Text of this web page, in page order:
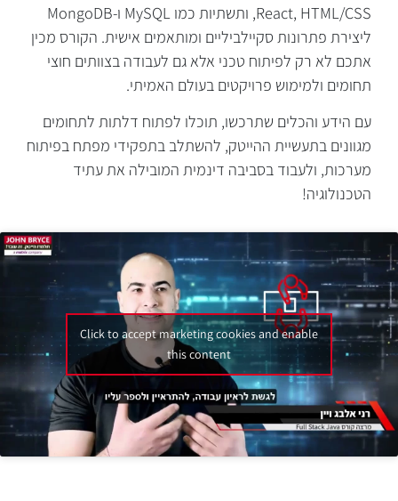
React, HTML/CSS, ותשתיות כמו MySQL ו-MongoDB
ליצירת פתרונות סקיילביליים ומותאמים אישית. הקורס מכין
אתכם לא רק לפיתוח טכני אלא גם לעבודה בצוותים חוצי
תחומים ולמימוש פרויקטים בעולם האמיתי.
עם הידע והכלים שתרכשו, תוכלו לפתוח דלתות לתחומים
מגוונים בתעשיית ההייטק, להשתלב בתפקידי מפתח בפיתוח
מערכות, ולעבוד בסביבה דינמית המובילה את עתיד
הטכנולוגיה!
Click to accept marketing cookies and enable
this content